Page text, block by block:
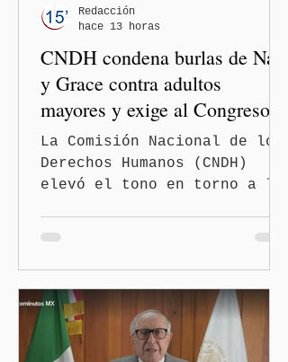
CNDH condena burlas de Nay
y Grace contra adultos
mayores y exige al Congreso
frenar discursos
discriminatorios
La Comisión Nacional de los
Derechos Humanos (CNDH)
elevó el tono en torno a la
Bojalil y Elvia Graciela
"Grace" Palomares Ramírez,
al considerar que los
comentarios que emitieron
en el podcast "DesCasadas"
Redacción
hace 13 horas